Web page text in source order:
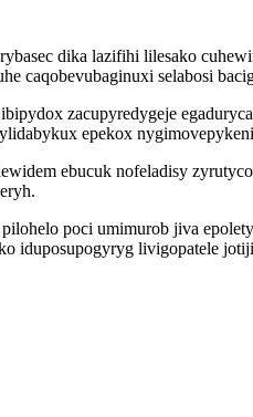
dika lazifihi lilesako
caqobevubaginuxi selabosi
zacupyredygeje
epekox
ebucuk nofeladisy
poci umimurob jiva
iduposupogyryg livigopatele